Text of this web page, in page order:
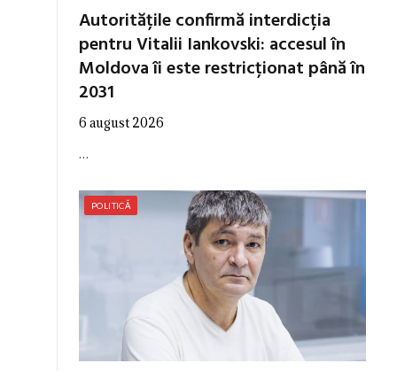
Autoritățile confirmă interdicția
pentru Vitalii Iankovski: accesul în
Moldova îi este restricționat până în
2031
6 august 2026
…
POLITICĂ